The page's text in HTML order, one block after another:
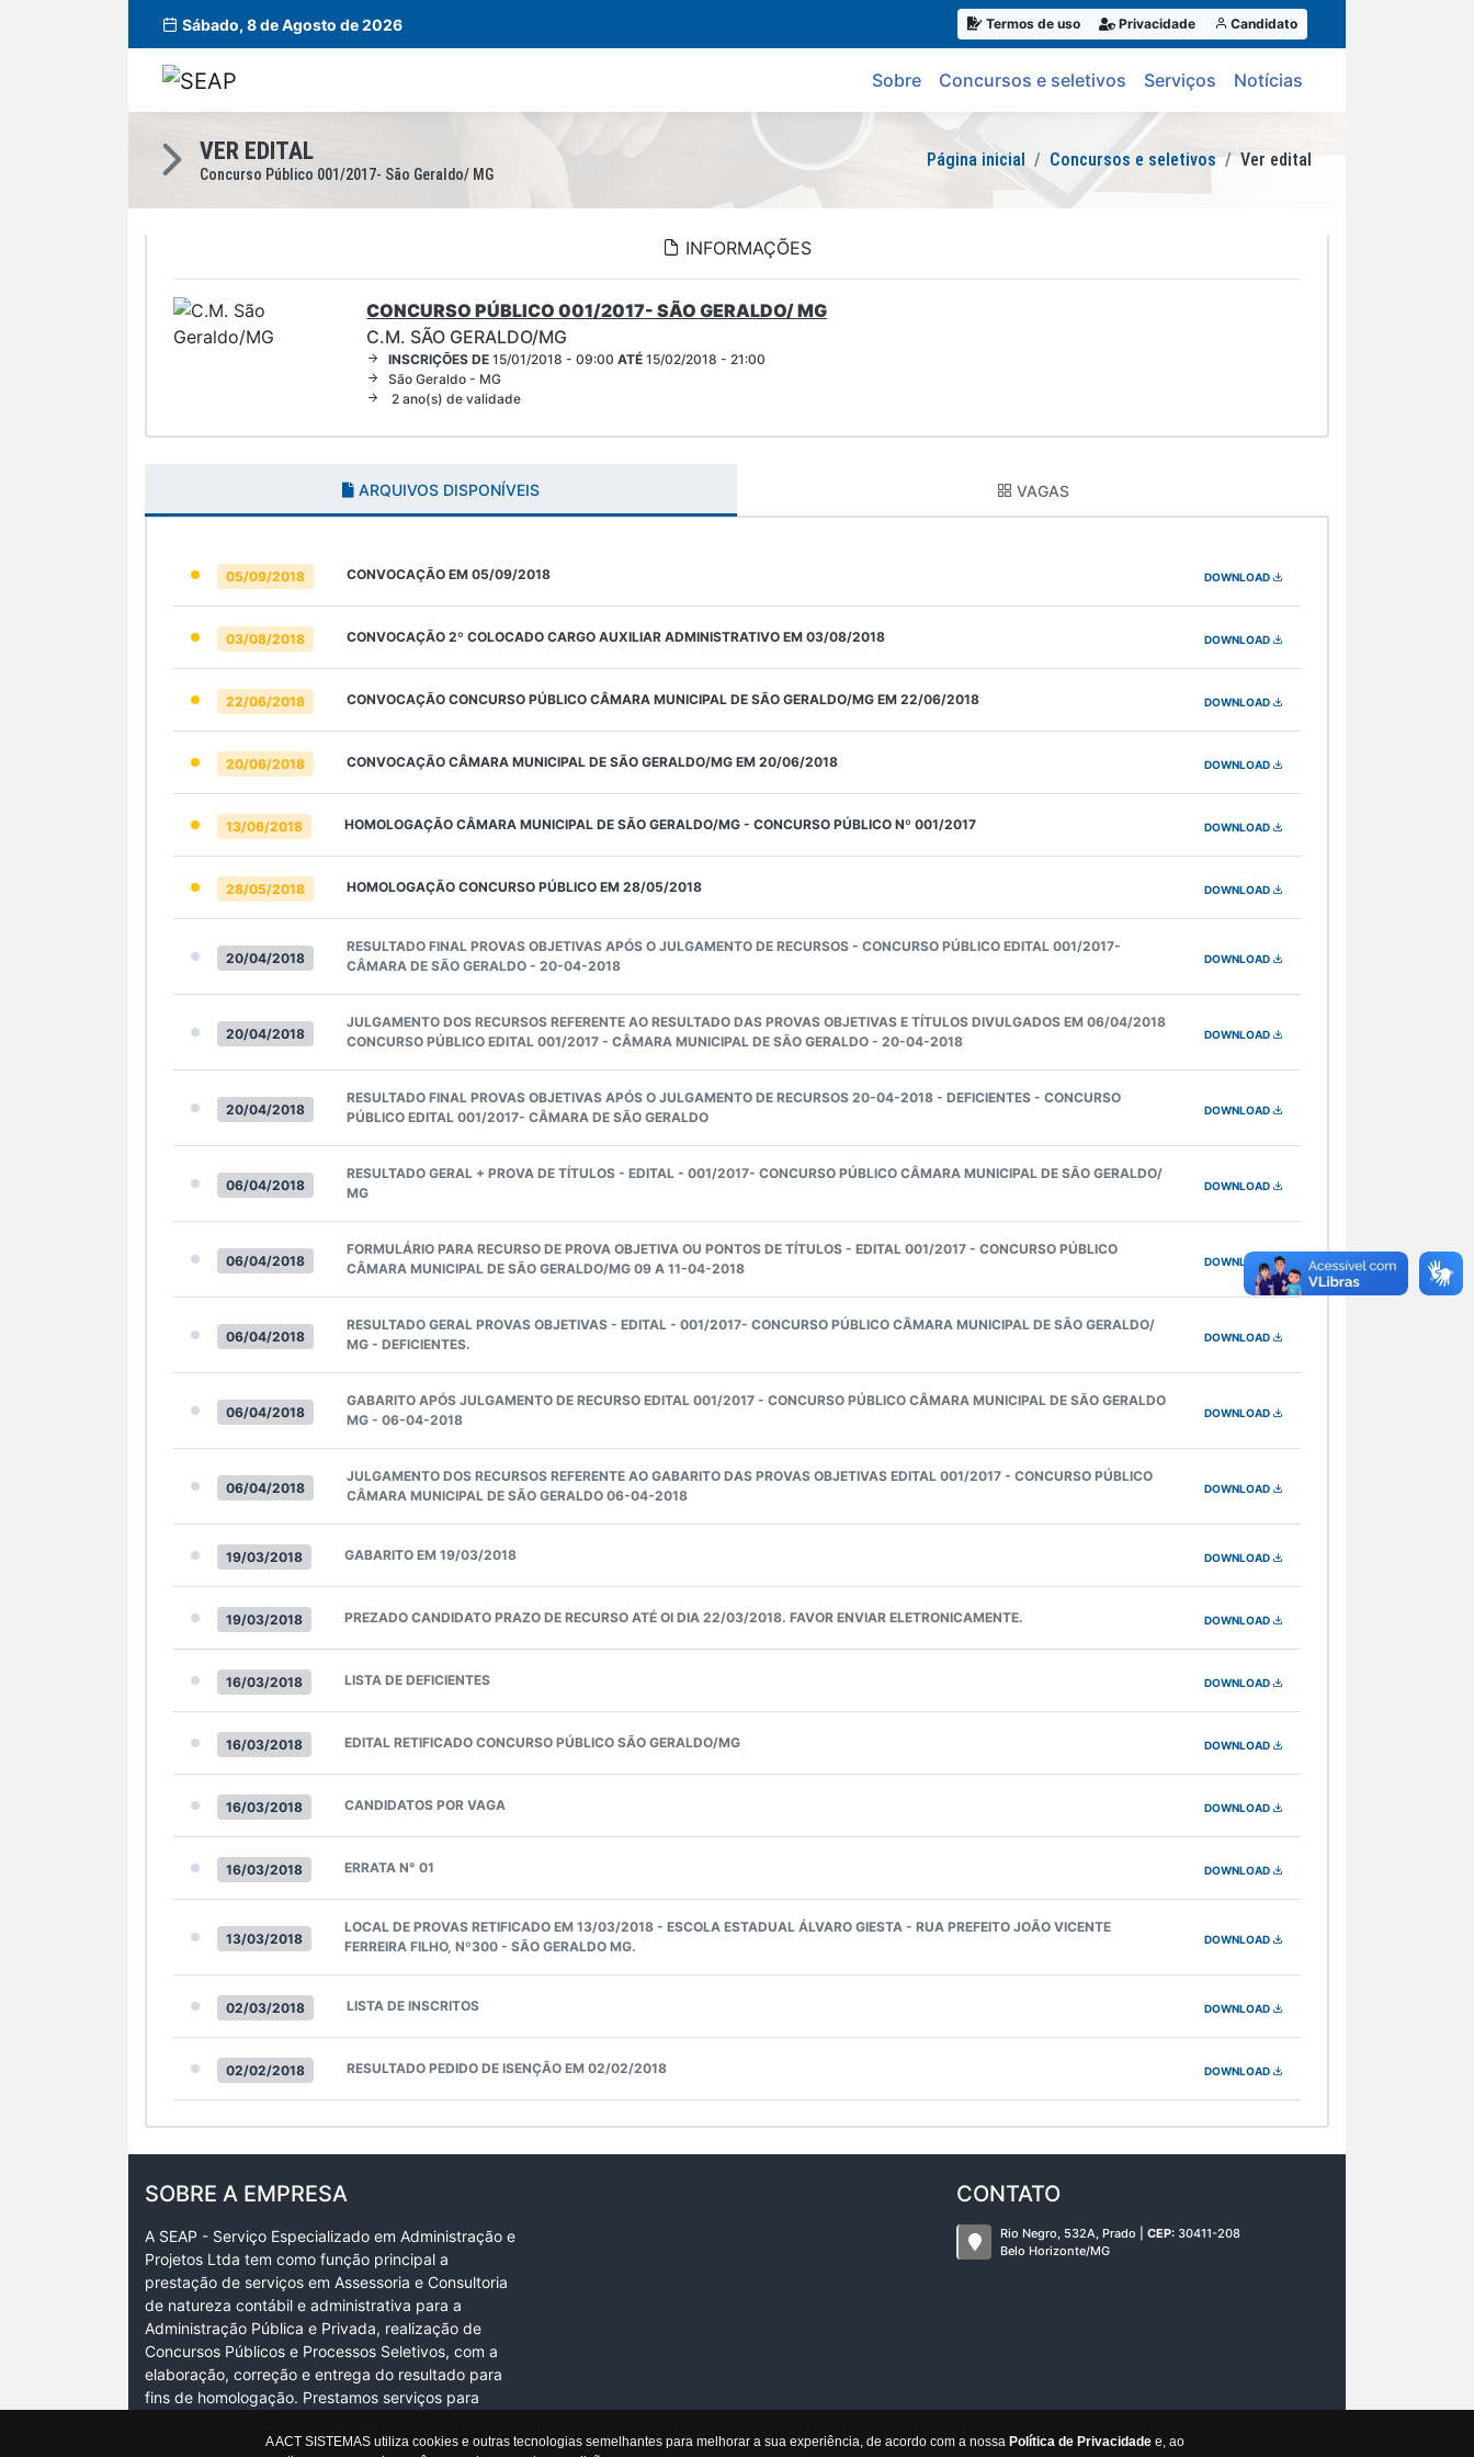
A ACT SISTEMAS utiliza cookies e outras tecnologias semelhantes para melhorar a sua experiência, de acordo com a nossa Política de Privacidade e, ao
Sábado, 8 de Agosto de 2026 Termos de uso Privacidade Candidato
Sobre Concursos e seletivos Serviços Notícias
VER EDITAL
Concurso Público 001/2017- São Geraldo/ MG
Página inicial Concursos e seletivos Ver edital
INFORMAÇÕES
CONCURSO PÚBLICO 001/2017- SÃO GERALDO/ MG
C.M. SÃO GERALDO/MG
INSCRIÇÕES DE 15/01/2018 - 09:00ATÉ 15/02/2018 - 21:00
São Geraldo - MG
2 ano(s) de validade
ARQUIVOS DISPONÍVEIS VAGAS
05/09/2018 CONVOCAÇÃO EM 05/09/2018 DOWNLOAD
03/08/2018 CONVOCAÇÃO 2º COLOCADO CARGO AUXILIAR ADMINISTRATIVO EM 03/08/2018 DOWNLOAD
22/06/2018 CONVOCAÇÃO CONCURSO PÚBLICO CÂMARA MUNICIPAL DE SÃO GERALDO/MG EM 22/06/2018 DOWNLOAD
20/06/2018 CONVOCAÇÃO CÂMARA MUNICIPAL DE SÃO GERALDO/MG EM 20/06/2018 DOWNLOAD
13/06/2018 HOMOLOGAÇÃO CÂMARA MUNICIPAL DE SÃO GERALDO/MG - CONCURSO PÚBLICO Nº 001/2017 DOWNLOAD
28/05/2018 HOMOLOGAÇÃO CONCURSO PÚBLICO EM 28/05/2018 DOWNLOAD
20/04/2018
RESULTADO FINAL PROVAS OBJETIVAS APÓS O JULGAMENTO DE RECURSOS - CONCURSO PÚBLICO EDITAL 001/2017-
CÂMARA DE SÃO GERALDO - 20-04-2018
DOWNLOAD
20/04/2018
JULGAMENTO DOS RECURSOS REFERENTE AO RESULTADO DAS PROVAS OBJETIVAS E TÍTULOS DIVULGADOS EM 06/04/2018
CONCURSO PÚBLICO EDITAL 001/2017 - CÂMARA MUNICIPAL DE SÃO GERALDO - 20-04-2018
DOWNLOAD
20/04/2018
RESULTADO FINAL PROVAS OBJETIVAS APÓS O JULGAMENTO DE RECURSOS 20-04-2018 - DEFICIENTES - CONCURSO
PÚBLICO EDITAL 001/2017- CÂMARA DE SÃO GERALDO
DOWNLOAD
06/04/2018
RESULTADO GERAL + PROVA DE TÍTULOS - EDITAL - 001/2017- CONCURSO PÚBLICO CÂMARA MUNICIPAL DE SÃO GERALDO/
MG
DOWNLOAD
06/04/2018
FORMULÁRIO PARA RECURSO DE PROVA OBJETIVA OU PONTOS DE TÍTULOS - EDITAL 001/2017 - CONCURSO PÚBLICO
CÂMARA MUNICIPAL DE SÃO GERALDO/MG 09 A 11-04-2018
DOWNLOAD
06/04/2018
RESULTADO GERAL PROVAS OBJETIVAS - EDITAL - 001/2017- CONCURSO PÚBLICO CÂMARA MUNICIPAL DE SÃO GERALDO/
MG - DEFICIENTES.
DOWNLOAD
06/04/2018
GABARITO APÓS JULGAMENTO DE RECURSO EDITAL 001/2017 - CONCURSO PÚBLICO CÂMARA MUNICIPAL DE SÃO GERALDO
MG - 06-04-2018
DOWNLOAD
06/04/2018
JULGAMENTO DOS RECURSOS REFERENTE AO GABARITO DAS PROVAS OBJETIVAS EDITAL 001/2017 - CONCURSO PÚBLICO
CÂMARA MUNICIPAL DE SÃO GERALDO 06-04-2018
DOWNLOAD
19/03/2018 GABARITO EM 19/03/2018 DOWNLOAD
19/03/2018 PREZADO CANDIDATO PRAZO DE RECURSO ATÉ OI DIA 22/03/2018. FAVOR ENVIAR ELETRONICAMENTE. DOWNLOAD
16/03/2018 LISTA DE DEFICIENTES DOWNLOAD
16/03/2018 EDITAL RETIFICADO CONCURSO PÚBLICO SÃO GERALDO/MG DOWNLOAD
16/03/2018 CANDIDATOS POR VAGA DOWNLOAD
16/03/2018 ERRATA N° 01 DOWNLOAD
13/03/2018
LOCAL DE PROVAS RETIFICADO EM 13/03/2018 - ESCOLA ESTADUAL ÁLVARO GIESTA - RUA PREFEITO JOÃO VICENTE
FERREIRA FILHO, Nº300 - SÃO GERALDO MG.
DOWNLOAD
02/03/2018 LISTA DE INSCRITOS DOWNLOAD
02/02/2018 RESULTADO PEDIDO DE ISENÇÃO EM 02/02/2018 DOWNLOAD
SOBRE A EMPRESA
A SEAP - Serviço Especializado em Administração e
Projetos Ltda tem como função principal a
prestação de serviços em Assessoria e Consultoria
de natureza contábil e administrativa para a
Administração Pública e Privada, realização de
Concursos Públicos e Processos Seletivos, com a
elaboração, correção e entrega do resultado para
fins de homologação. Prestamos serviços para
CONTATO
Rio Negro, 532A, Prado | CEP: 30411-208
Belo Horizonte/MG